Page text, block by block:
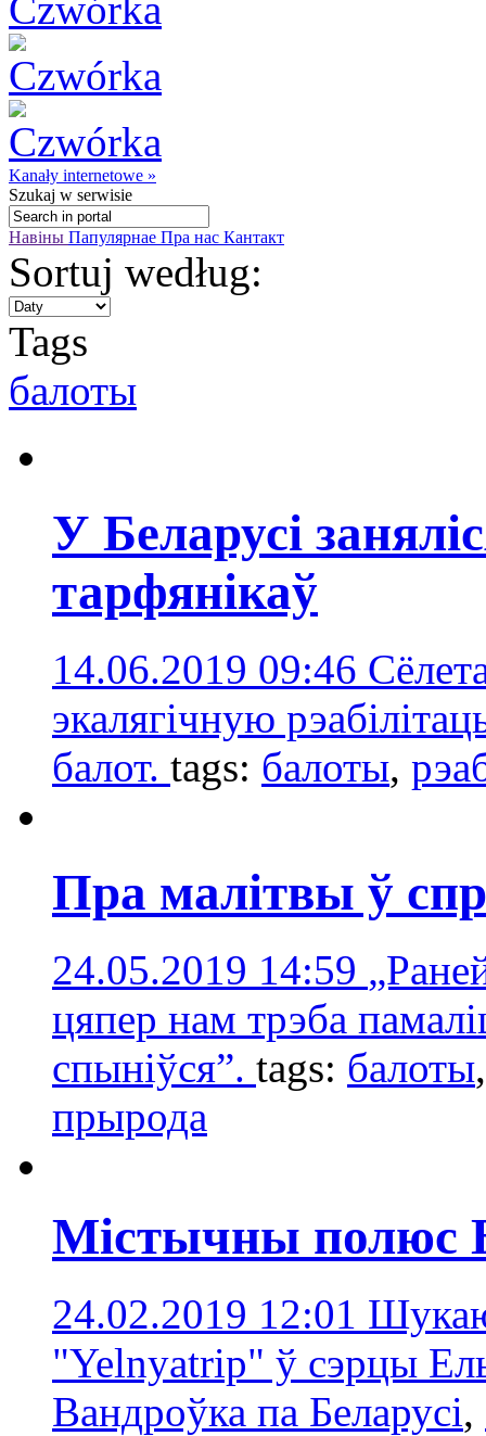
Kanały internetowe »
Szukaj w serwisie
Навіны Папулярнае Пра нас Кантакт
Sortuj według:
Tags
балоты
У Беларусі
тарфянікаў
14.06.2019 09:46
экалягічную
балот. tags: балоты,
Пра малітвы ў
24.05.2019 14:59
цяпер нам трэба
спыніўся”. tags: балоты
прырода
Містычны полюс
24.02.2019 12:01
"Yelnyatrip" ў сэрцы
Вандроўка па Беларусі,